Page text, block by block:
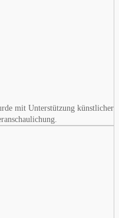
mit Unterstützung künstlicher